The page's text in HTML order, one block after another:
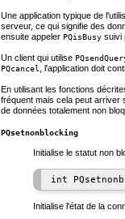
Une application typique de
serveur, ce qui signifie des
ensuite appeler PQisBusy suivi
Un client qui utilise
PQcancel , l'application doit
En utilisant les fonctions
fréquent mais cela peut arriver
de données totalement non
PQsetnonblocking
Initialise le statut non
Initialise l'état de la